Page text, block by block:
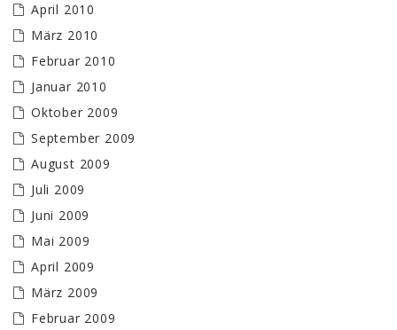
April 2010
März 2010
Februar 2010
Januar 2010
Oktober 2009
September 2009
August 2009
Juli 2009
Juni 2009
Mai 2009
April 2009
März 2009
Februar 2009